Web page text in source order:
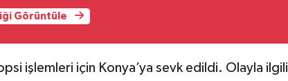
Görüntüle
işlemleri için Konya’ya sevk edildi. Olayla ilgili